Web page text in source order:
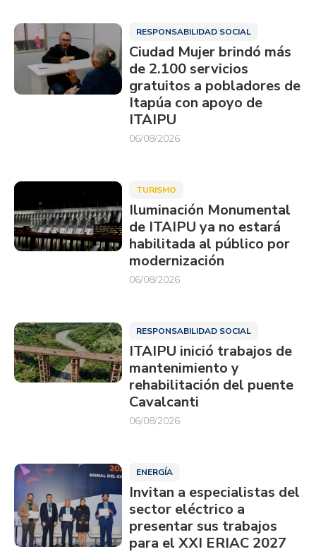
RESPONSABILIDAD SOCIAL
Ciudad Mujer brindó más
de 2.100 servicios
gratuitos a pobladores de
Itapúa con apoyo de
ITAIPU
06/08/2026
TURISMO
Iluminación Monumental
de ITAIPU ya no estará
habilitada al público por
modernización
06/08/2026
RESPONSABILIDAD SOCIAL
ITAIPU inició trabajos de
mantenimiento y
rehabilitación del puente
Cavalcanti
06/08/2026
ENERGÍA
Invitan a especialistas del
sector eléctrico a
presentar sus trabajos
para el XXI ERIAC 2027